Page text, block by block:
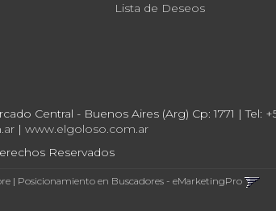
Lista de Deseos
Central - Buenos Aires (Arg) Cp: 1771 | Tel:
| www.elgoloso.com.ar
Reservados
| Posicionamiento en Buscadores - eMarketingPro